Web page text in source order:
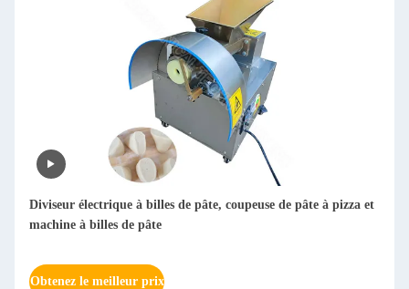
Machine automatique de fabrication de boules de riz robot
Nori Onigiri Fabricant Onigiri Sushi Former Machine
Obtenez le meilleur prix